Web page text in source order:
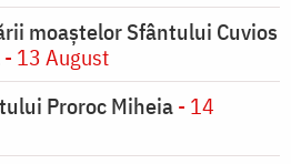
moaștelor Sfântului Cuvios
- 13 August
Proroc Miheia- 14